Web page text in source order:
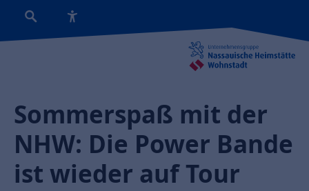
Sommerspaß mit der
NHW: Die Power Bande
ist wieder auf Tour